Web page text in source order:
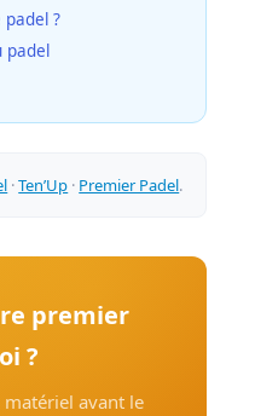
?
padel
·Ten’Up · Premier Padel.
premier
?
avant le